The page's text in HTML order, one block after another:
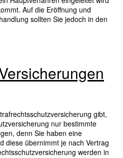
Auf die Eröffnung und
sollten Sie jedoch in den
gibt,
nur bestimmte
denn Sie haben eine
diese übernimmt je nach Vertrag
werden in